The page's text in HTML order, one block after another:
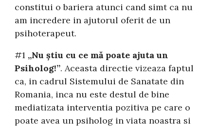
constitui o bariera atunci cand simt ca nu
am incredere in ajutorul oferit de un
psihoterapeut.
#1 „Nu ştiu cu ce mă poate ajuta un
Psiholog!”. Aceasta directie vizeaza faptul
ca, in cadrul Sistemului de Sanatate din
Romania, inca nu este destul de bine
mediatizata interventia pozitiva pe care o
poate avea un psiholog in viata noastra si